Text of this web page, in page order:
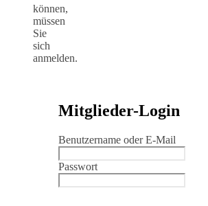
können,
müssen
Sie
sich
anmelden.
Mitglieder-Login
Benutzername oder E-Mail
Passwort